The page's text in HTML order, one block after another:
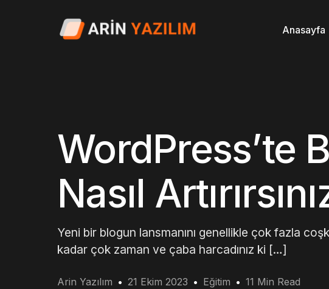
Anasayfa
WordPress’te
Nasıl
Yeni bir blogun lansmanını genellikle çok fazla
kadar çok zaman ve çaba harcadınız ki […]
Arin Yazılım 21 Ekim 2023 Eğitim 11 Min Read